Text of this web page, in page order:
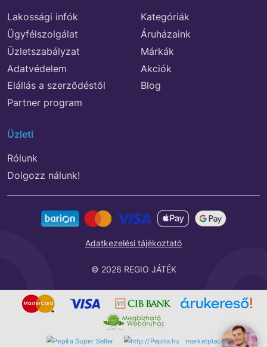
Lakossági infók
Ügyfélszolgálat
Üzletszabályzat
Adatvédelem
Elállás a szerződéstől
Partner program
Kategóriák
Áruházaink
Márkák
Akciók
Blog
Üzleti
Rólunk
Dolgozz nálunk!
© 2026 REGIO JÁTÉK
Adatkezelési tájékoztató
marketplace